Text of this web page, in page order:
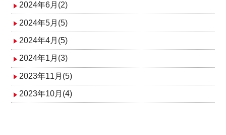
2024年6月(2)
2024年5月(5)
2024年4月(5)
2024年1月(3)
2023年11月(5)
2023年10月(4)